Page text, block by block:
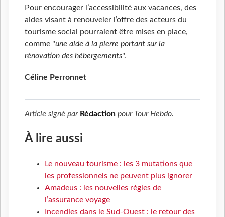
Pour encourager l’accessibilité aux vacances, des
aides visant à renouveler l’offre des acteurs du
tourisme social pourraient être mises en place,
comme "une aide à la pierre portant sur la
rénovation des hébergements".
Céline Perronnet
Article signé par Rédaction pour Tour Hebdo.
À lire aussi
Le nouveau tourisme : les 3 mutations que
les professionnels ne peuvent plus ignorer
Amadeus : les nouvelles règles de
l’assurance voyage
Incendies dans le Sud-Ouest : le retour des